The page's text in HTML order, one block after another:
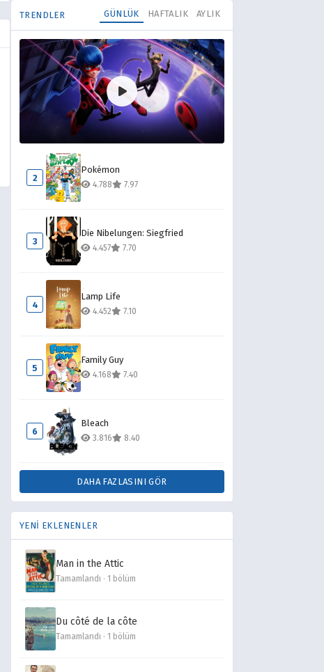
TRENDLER GÜNLÜK HAFTALIK AYLIK
1
Mucize Uğur Böceği ile Kara Kedi
10.309 8.10
2
Pokémon
4.788 7.97
3
Die Nibelungen: Siegfried
4.457 7.70
4
Lamp Life
4.452 7.10
5
Family Guy
4.168 7.40
6
Bleach
3.816 8.40
DAHA FAZLASINI GÖR
YENİ EKLENENLER
Man in the Attic
Tamamlandı · 1 bölüm
Du côté de la côte
Tamamlandı · 1 bölüm